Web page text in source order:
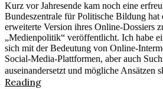
Kurz vor Jahresende kam noch eine
Bundeszentrale für Politische Bildung hat
erweiterte Version ihres Online-Dossiers
„Medienpolitik“ veröffentlicht. Ich habe
sich mit der Bedeutung von Online-
Social-Media-Plattformen, aber auch
auseinandersetzt und mögliche Ansätzen
Reading